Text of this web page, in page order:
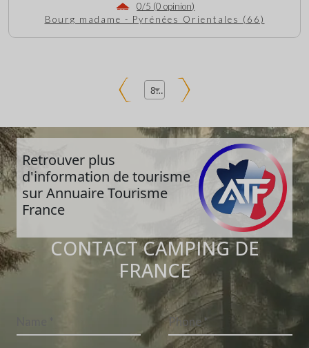
0/5 (0 opinion)
Bourg madame - Pyrénées Orientales (66)
8
Retrouver plus
d'information de tourisme
sur Annuaire Tourisme
France
CONTACT CAMPING DE
FRANCE